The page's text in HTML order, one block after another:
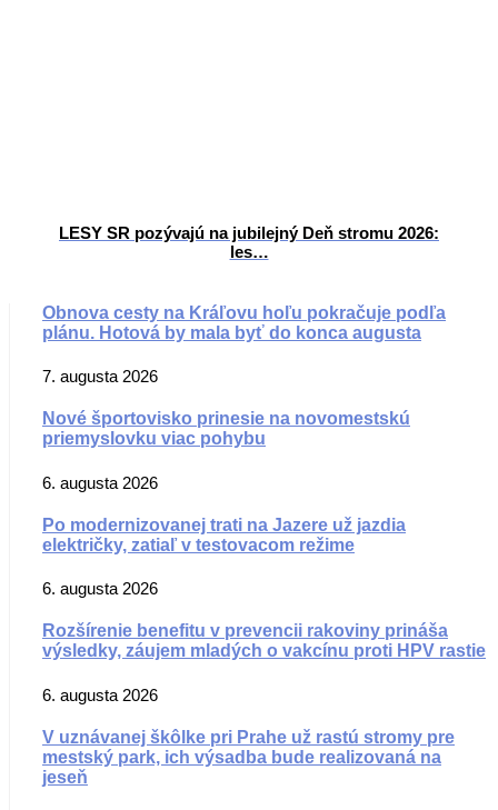
LESY SR pozývajú na jubilejný Deň stromu 2026:
les…
Obnova cesty na Kráľovu hoľu pokračuje podľa
plánu. Hotová by mala byť do konca augusta
7. augusta 2026
Nové športovisko prinesie na novomestskú
priemyslovku viac pohybu
6. augusta 2026
Po modernizovanej trati na Jazere už jazdia
električky, zatiaľ v testovacom režime
6. augusta 2026
Rozšírenie benefitu v prevencii rakoviny prináša
výsledky, záujem mladých o vakcínu proti HPV rastie
6. augusta 2026
V uznávanej škôlke pri Prahe už rastú stromy pre
mestský park, ich výsadba bude realizovaná na
jeseň